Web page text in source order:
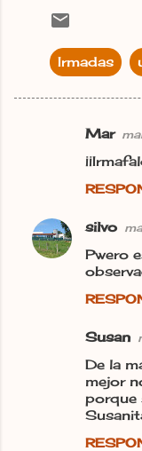
Irmadas
n
Mar
silvo
Pwero
Susan
De la
mejor
porque